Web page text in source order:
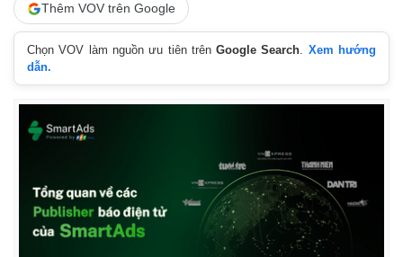
Thêm VOV trên Google
Chọn VOV làm nguồn ưu tiên trênGoogle Search. Xem hướng
dẫn.